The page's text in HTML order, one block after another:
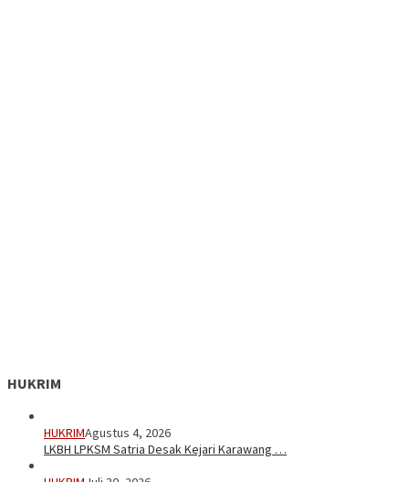
HUKRIM
HUKRIMAgustus 4, 2026
LKBH LPKSM Satria Desak Kejari Karawang …